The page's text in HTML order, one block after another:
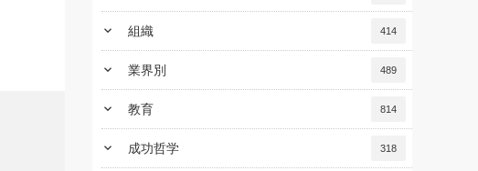
keyboard_arrow_down 組織 414
keyboard_arrow_down 業界別 489
keyboard_arrow_down 教育 814
keyboard_arrow_down 成功哲学 318